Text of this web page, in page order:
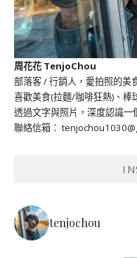
周花花 TenjoChou
部落客 / 行銷人，愛拍照的美
喜歡美食(拉麵/咖啡狂熱)、棒
透過文字與照片，深度認識一
聯絡信箱：
tenjochou